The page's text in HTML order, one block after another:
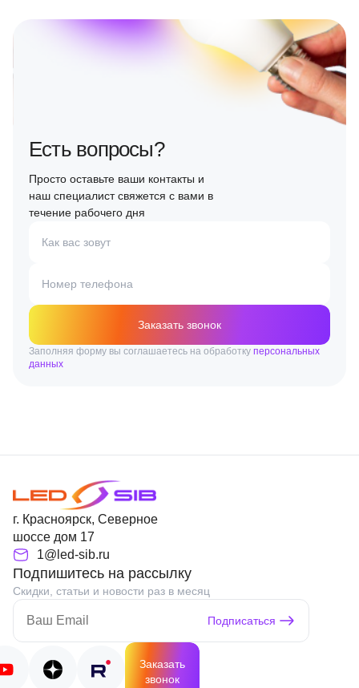
Есть вопросы?
Просто оставьте ваши контакты и
наш специалист свяжется с вами в
течение рабочего дня
Как вас зовут
Номер телефона
Заказать звонок
Заполняя форму вы соглашаетесь на обработку персональных
данных
г. Красноярск, Северное
шоссе дом 17
1@led-sib.ru
Подпишитесь на рассылку
Скидки, статьи и новости раз в месяц
Подписаться
Заказать
звонок